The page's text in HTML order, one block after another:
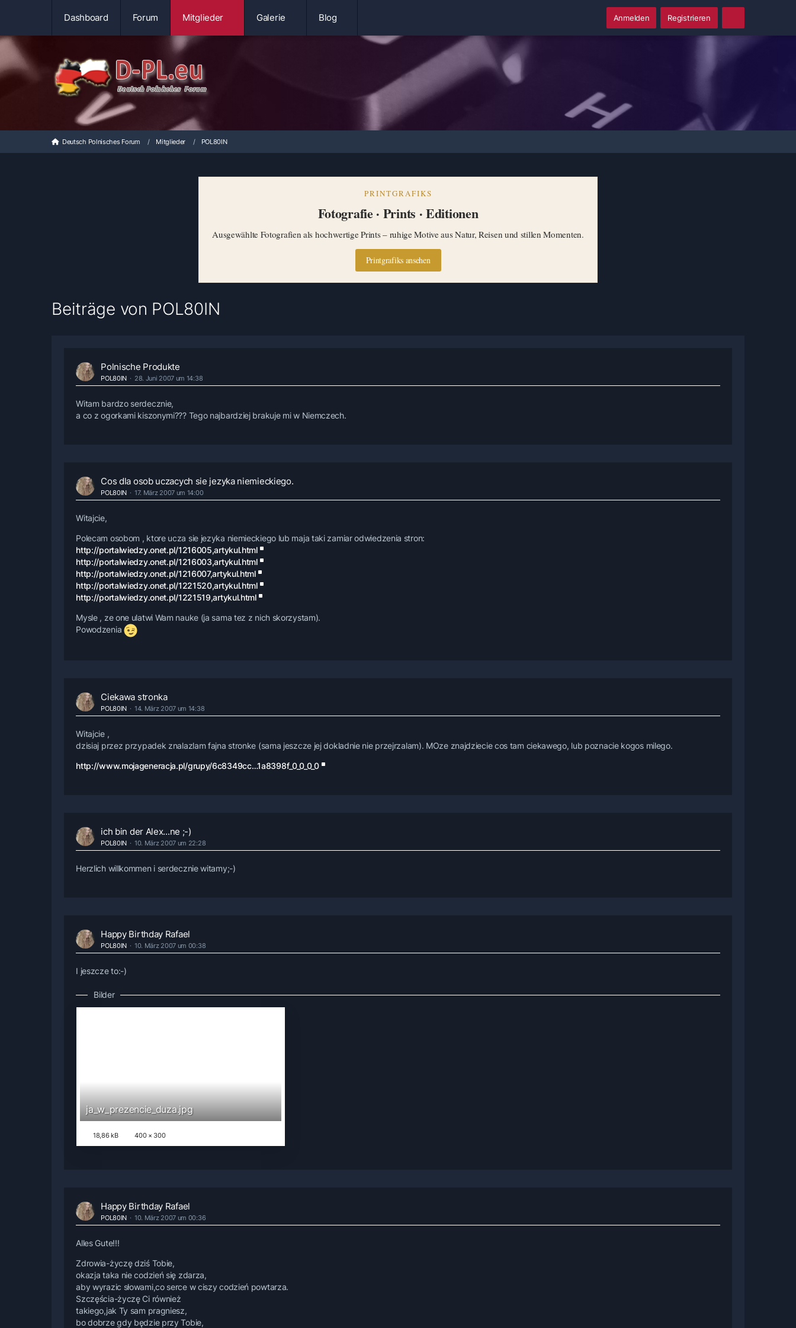
Dashboard Forum Mitglieder Galerie Blog Anmelden Registrieren
Deutsch Polnisches Forum Mitglieder POL80IN
PRINTGRAFIKS
Fotografie · Prints · Editionen
Ausgewählte Fotografien als hochwertige Prints – ruhige Motive aus Natur, Reisen und stillen Momenten.
Printgrafiks ansehen
Beiträge von POL80IN
Polnische Produkte
POL80IN 28. Juni 2007 um 14:38
Witam bardzo serdecznie,
a co z ogorkami kiszonymi??? Tego najbardziej brakuje mi w Niemczech.
Cos dla osob uczacych sie jezyka niemieckiego.
POL80IN 17. März 2007 um 14:00
Witajcie,
Polecam osobom , ktore ucza sie jezyka niemieckiego lub maja taki zamiar odwiedzenia stron:
http://portalwiedzy.onet.pl/1216005,artykul.html
http://portalwiedzy.onet.pl/1216003,artykul.html
http://portalwiedzy.onet.pl/1216007,artykul.html
http://portalwiedzy.onet.pl/1221520,artykul.html
http://portalwiedzy.onet.pl/1221519,artykul.html
Mysle , ze one ulatwi Wam nauke (ja sama tez z nich skorzystam).
Powodzenia
Ciekawa stronka
POL80IN 14. März 2007 um 14:38
Witajcie ,
dzisiaj przez przypadek znalazlam fajna stronke (sama jeszcze jej dokladnie nie przejrzalam). MOze znajdziecie cos tam ciekawego, lub poznacie kogos milego.
http://www.mojageneracja.pl/grupy/6c8349cc…1a8398f_0_0_0_0
ich bin der Alex...ne ;-)
POL80IN 10. März 2007 um 22:28
Herzlich willkommen i serdecznie witamy;-)
Happy Birthday Rafael
POL80IN 10. März 2007 um 00:38
I jeszcze to:-)
Bilder
ja_w_prezencie_duza.jpg
18,86 kB 400 × 300
Happy Birthday Rafael
POL80IN 10. März 2007 um 00:36
Alles Gute!!!
Zdrowia-życzę dziś Tobie,
okazja taka nie codzień się zdarza,
aby wyrazic słowami,co serce w ciszy codzień powtarza.
Szczęścia-życzę Ci również
takiego,jak Ty sam pragniesz,
bo dobrze gdy będzie przy Tobie,